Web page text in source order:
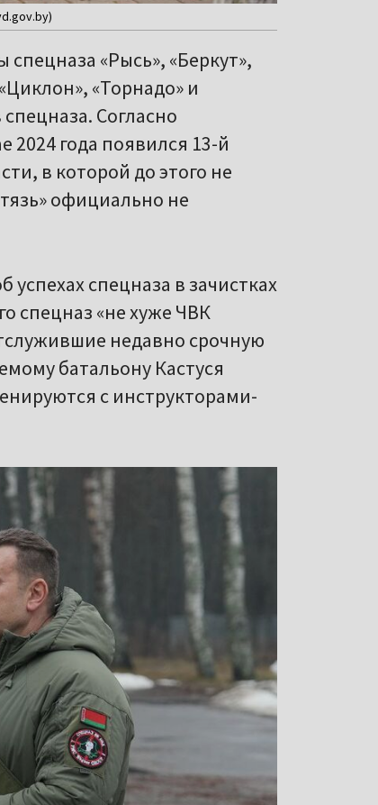
«Рысь», «Беркут»,
«Торнадо» и
Согласно
2024 года появился 13-й
в которой до этого не
официально не
спецназа в зачистках
спецназ «не хуже ЧВК
недавно срочную
батальону Кастуся
с инструкторами-